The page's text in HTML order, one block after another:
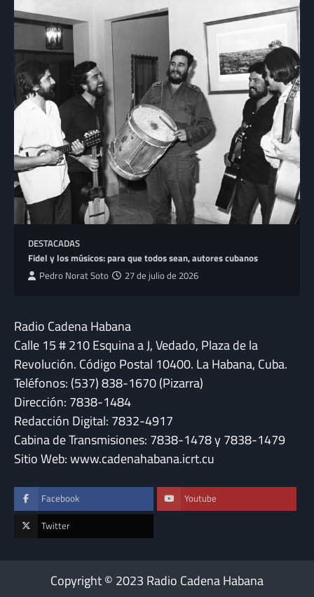
DESTACADAS
Fidel y los músicos: para que todos sean, autores cubanos
Pedro Norat Soto 27 de julio de 2026
Radio Cadena Habana
Calle 15 # 210 Esquina a J, Vedado, Plaza de la
Revolución. Código Postal 10400. La Habana, Cuba.
Teléfonos: (537) 838-1670 (Pizarra)
Dirección: 7838-1484
Redacción Digital: 7832-4917
Cabina de Transmisiones: 7838-1478 y 7838-1479
Sitio Web: www.cadenahabana.icrt.cu
Facebook Youtube
Twitter